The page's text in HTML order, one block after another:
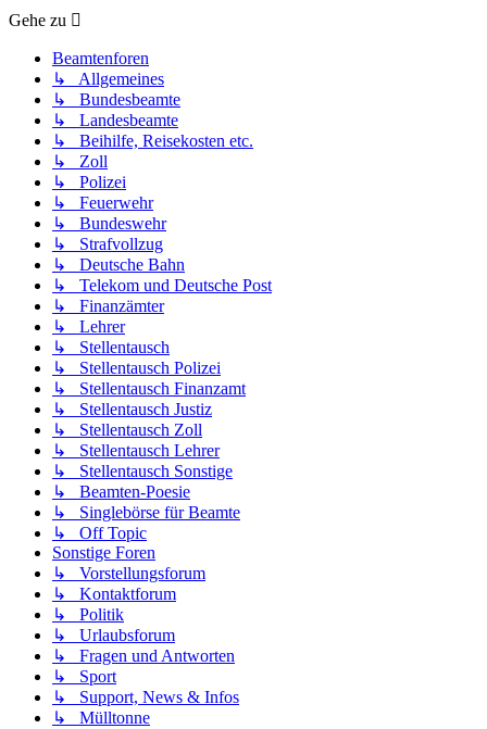
Gehe zu
Beamtenforen
↳ Allgemeines
↳ Bundesbeamte
↳ Landesbeamte
↳ Beihilfe, Reisekosten etc.
↳ Zoll
↳ Polizei
↳ Feuerwehr
↳ Bundeswehr
↳ Strafvollzug
↳ Deutsche Bahn
↳ Telekom und Deutsche Post
↳ Finanzämter
↳ Lehrer
↳ Stellentausch
↳ Stellentausch Polizei
↳ Stellentausch Finanzamt
↳ Stellentausch Justiz
↳ Stellentausch Zoll
↳ Stellentausch Lehrer
↳ Stellentausch Sonstige
↳ Beamten-Poesie
↳ Singlebörse für Beamte
↳ Off Topic
Sonstige Foren
↳ Vorstellungsforum
↳ Kontaktforum
↳ Politik
↳ Urlaubsforum
↳ Fragen und Antworten
↳ Sport
↳ Support, News & Infos
↳ Mülltonne